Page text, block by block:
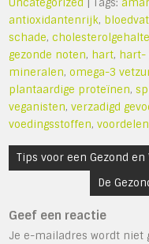
Uncategorized | Tags:
antioxidantenrijk,
schade,cholesterolgehalte
gezonde noten, hart, hart-
mineralen,omega-3
plantaardige proteïnen,
veganisten,verzadigd
voedingsstoffen,voordelen
Bericht
navigatie
Tips voor een Gezond en
De
Geef een reactie
Je e-mailadres wordt niet